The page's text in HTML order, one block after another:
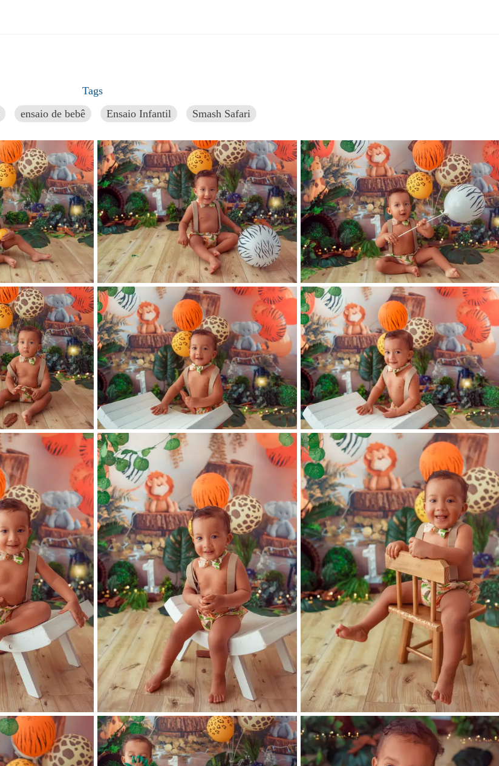
Tags
ensaio de bebê Ensaio Infantil Smash Safari